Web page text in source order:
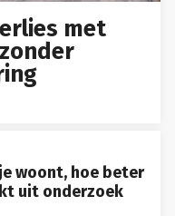
met
woont, hoe beter
uit onderzoek